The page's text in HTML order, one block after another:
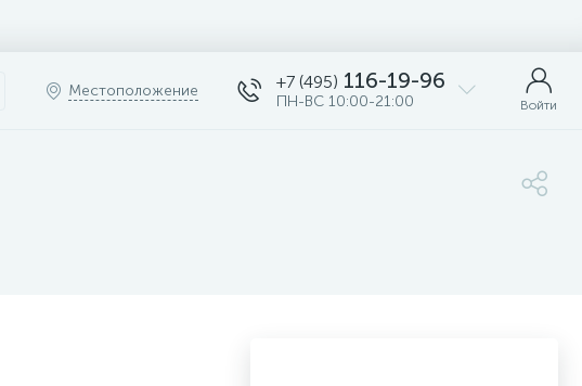
Местоположение +7 (495) 116-19-96
ПН-ВС 10:00-21:00 Войти